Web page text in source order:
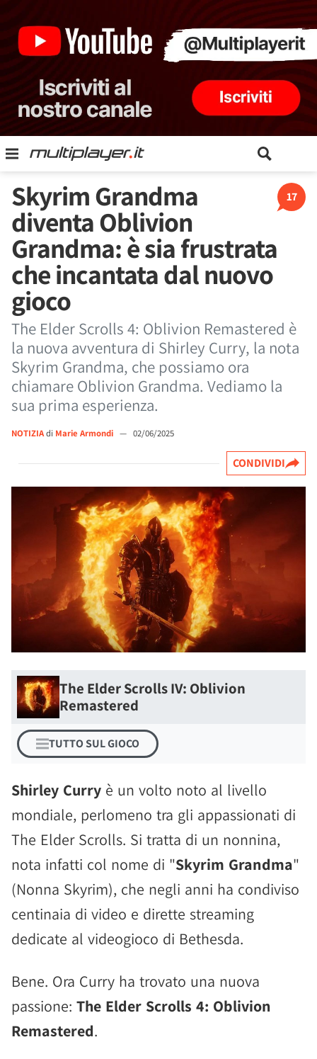
17
Skyrim Grandma
diventa Oblivion
Grandma: è sia frustrata
che incantata dal nuovo
gioco
The Elder Scrolls 4: Oblivion Remastered è
la nuova avventura di Shirley Curry, la nota
Skyrim Grandma, che possiamo ora
chiamare Oblivion Grandma. Vediamo la
sua prima esperienza.
NOTIZIAdi Marie Armondi — 02/06/2025
CONDIVIDI
The Elder Scrolls IV: Oblivion
Remastered
TUTTO SUL GIOCO
Shirley Curry è un volto noto al livello
mondiale, perlomeno tra gli appassionati di
The Elder Scrolls. Si tratta di un nonnina,
nota infatti col nome di "Skyrim Grandma"
(Nonna Skyrim), che negli anni ha condiviso
centinaia di video e dirette streaming
dedicate al videogioco di Bethesda.
Bene. Ora Curry ha trovato una nuova
passione: The Elder Scrolls 4: Oblivion
Remastered.